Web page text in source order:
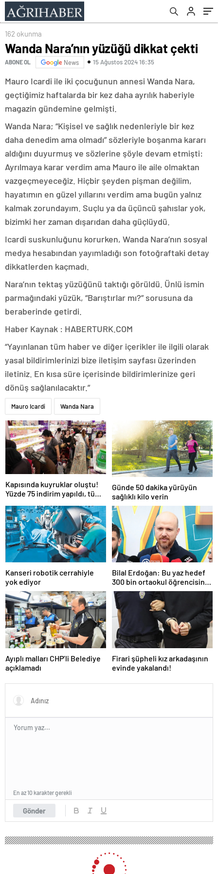
162 okunma
Wanda Nara’nın yüzüğü dikkat çekti
ABONE OL News 15 Ağustos 2024 16:35
Mauro Icardi ile iki çocuğunun annesi Wanda Nara,
geçtiğimiz haftalarda bir kez daha ayrılık haberiyle
magazin gündemine gelmişti.
Wanda Nara; “Kişisel ve sağlık nedenleriyle bir kez
daha denedim ama olmadı” sözleriyle boşanma kararı
aldığını duyurmuş ve sözlerine şöyle devam etmişti:
Ayrılmaya karar verdim ama Mauro ile aile olmaktan
vazgeçmeyeceğiz. Hiçbir şeyden pişman değilim,
hayatımın en güzel yıllarını verdim ama bugün yalnız
kalmak zorundayım. Suçlu ya da üçüncü şahıslar yok,
bizimki her zaman dışarıdan daha güçlüydü.
Icardi suskunluğunu korurken, Wanda Nara’nın sosyal
medya hesabından yayımladığı son fotoğraftaki detay
dikkatlerden kaçmadı.
Nara’nın tektaş yüzüğünü taktığı görüldü. Ünlü ismin
parmağındaki yüzük, “Barıştırlar mı?” sorusuna da
beraberinde getirdi.
Haber Kaynak : HABERTURK.COM
“Yayınlanan tüm haber ve diğer içerikler ile ilgili olarak
yasal bildirimlerinizi bize iletişim sayfası üzerinden
iletiniz. En kısa süre içerisinde bildirimlerinize geri
dönüş sağlanılacaktır.”
Mauro Icardi Wanda Nara
Kapısında kuyruklar oluştu!
Yüzde 75 indirim yapıldı, tüm
Günde 50 dakika yürüyün
sağlıklı kilo verin
Kanseri robotik cerrahiyle
yok ediyor
Bilal Erdoğan: Bu yaz hedef
300 bin ortaokul öğrencisini
yaz okullarında ağırlamak
Ayıplı malları CHP’li Belediye
açıklamadı
Firari şüpheli kız arkadaşının
evinde yakalandı!
Gönder
En az 10 karakter gerekli